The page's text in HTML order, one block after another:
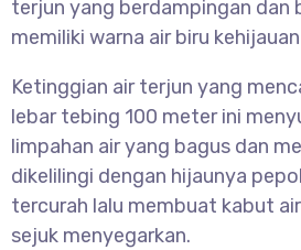
terjun yang berdampingan dan
memiliki warna air biru
Ketinggian air terjun yang
lebar tebing 100 meter ini
limpahan air yang bagus dan
dikelilingi dengan hijaunya
tercurah lalu membuat kabut
sejuk menyegarkan.